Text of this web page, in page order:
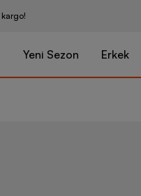
kargo!
Yeni Sezon Erkek